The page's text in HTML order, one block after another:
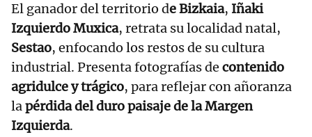
El ganador del territorio de Bizkaia, Iñaki
Izquierdo Muxica, retrata su localidad natal,
Sestao, enfocando los restos de su cultura
industrial. Presenta fotografías de contenido
agridulce y trágico, para reflejar con añoranza
lapérdida del duro paisaje de la Margen
Izquierda.